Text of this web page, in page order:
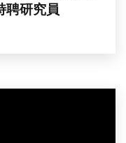
聘研究員